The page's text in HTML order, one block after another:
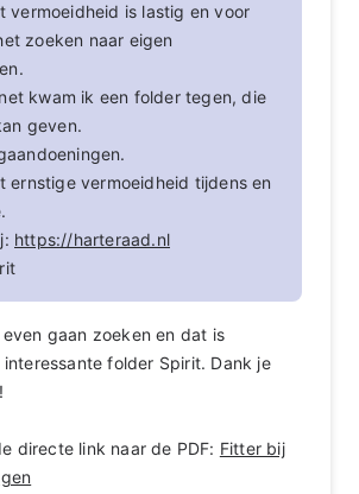
vermoeidheid is lastig en voor
zoeken naar eigen
kwam ik een folder tegen, die
geven.
ernstige vermoeidheid tijdens en
https://harteraad.nl
gaan zoeken en dat is
folder Spirit. Dank je
directe link naar de PDF: Fitter bij